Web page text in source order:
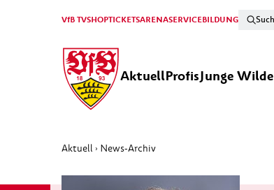
VfB TVSHOPTICKETSARENASERVICEBILDUNG
AktuellProfisJunge Wilde
Aktuell › News-Archiv